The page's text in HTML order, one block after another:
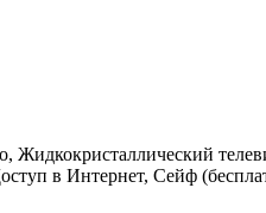
в Интернет, Сейф